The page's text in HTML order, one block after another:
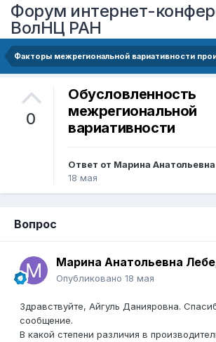
Форум интернет-
ВолНЦ РАН
0
Обусловленность
межрегиональной
вариативности
Ответ от Марина
18 мая
Вопрос
Марина Анатольевна
Опубликовано 18 мая
Здравствуйте, Айгуль Данияровна.
сообщение.
В какой степени различия в